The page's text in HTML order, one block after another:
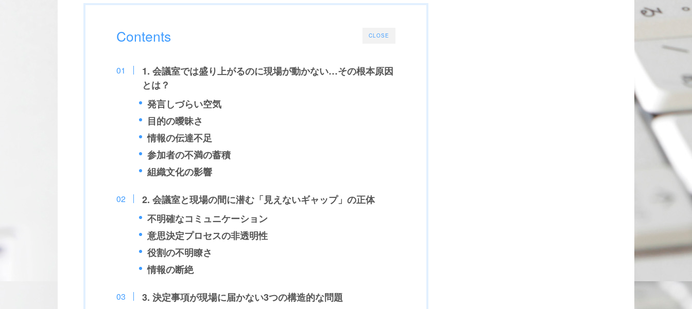
CLOSE
Contents
1. 会議室では盛り上がるのに現場が動かない…その根本原因
とは？
発言しづらい空気
目的の曖昧さ
情報の伝達不足
参加者の不満の蓄積
組織文化の影響
2. 会議室と現場の間に潜む「見えないギャップ」の正体
不明確なコミュニケーション
意思決定プロセスの非透明性
役割の不明瞭さ
情報の断絶
3. 決定事項が現場に届かない3つの構造的な問題